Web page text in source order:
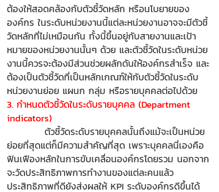
ต้องให้สอดคล้องกับตัวชี้วัดหลัก หรือนโบยายของ
องค์กร ในระดับหน่วยงานนี้แต่ละหน่วยงานอาจจะมีตัวชี้
วัดหลักที่ไม่เหมือนกัน ทั้งนี้ขึ้นอยู่กับสายงานและเป้า
หมายของหน่วยงานนั้นๆ ด้วย และตัวชี้วัดในระดับหน่วย
งานนี้ควรจะต้องมีส่วนช่วยผลักดันให้องค์กรสำเร็จ และ
ต้องเป็นตัวชี้วัดที่เป็นหลักเกณฑ์ให้กับตัวชี้วัดในระดับ
หน่วยงานย่อย แผนก กลุ่ม หรือรายบุคคลต่อไปด้วย
3. กำหนดตัวชี้วัดในระดับรายบุคคล (Department
indicators)
ตัวชี้วัดระดับรายบุคคลนั้นถึงแม้จะเป็นหน่วย
ย่อยที่สุดแต่ก็มีความสำคัญที่สุด เพราะบุคคลนี่เองคือ
ฟันเฟืองหลักในการขับเคลื่อนองค์กรโดยรวม นอกจาก
จะวัดประสิทธิภาพการทำงานของแต่ละคนแล้ว
ประสิทธิภาพที่ดียังส่งผลให้ KPI ระดับองค์กรดีขึ้นได้